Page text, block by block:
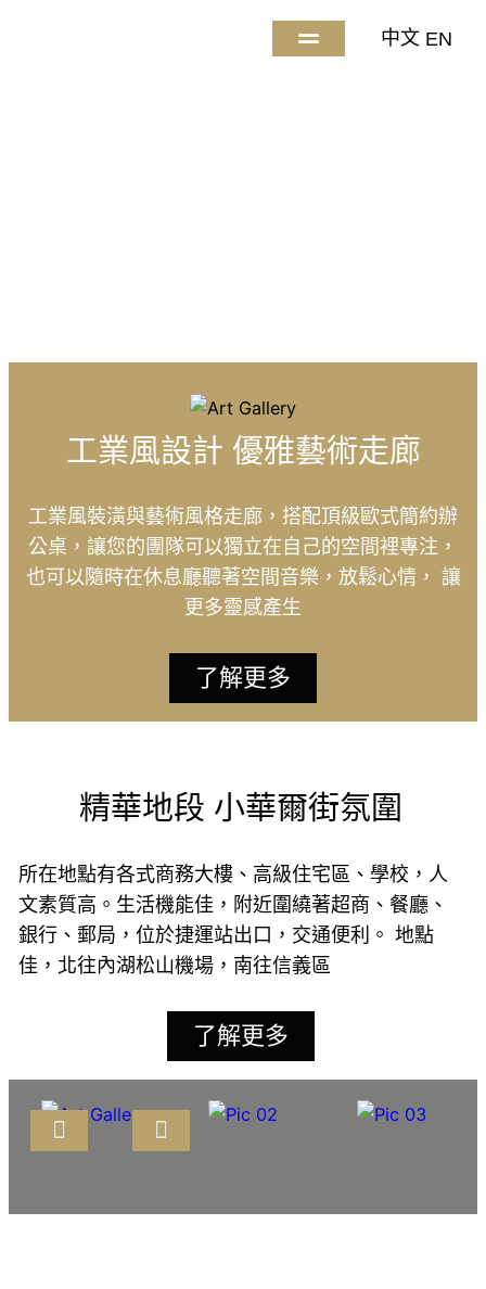
中文 EN
工業風設計 優雅藝術走廊
工業風裝潢與藝術風格走廊，搭配頂級歐式簡約辦
公桌，讓您的團隊可以獨立在自己的空間裡專注，
也可以隨時在休息廳聽著空間音樂，放鬆心情， 讓
更多靈感產生
了解更多
精華地段 小華爾街氛圍
所在地點有各式商務大樓、高級住宅區、學校，人
文素質高。生活機能佳，附近圍繞著超商、餐廳、
銀行、郵局，位於捷運站出口，交通便利。 地點
佳，北往內湖松山機場，南往信義區
了解更多